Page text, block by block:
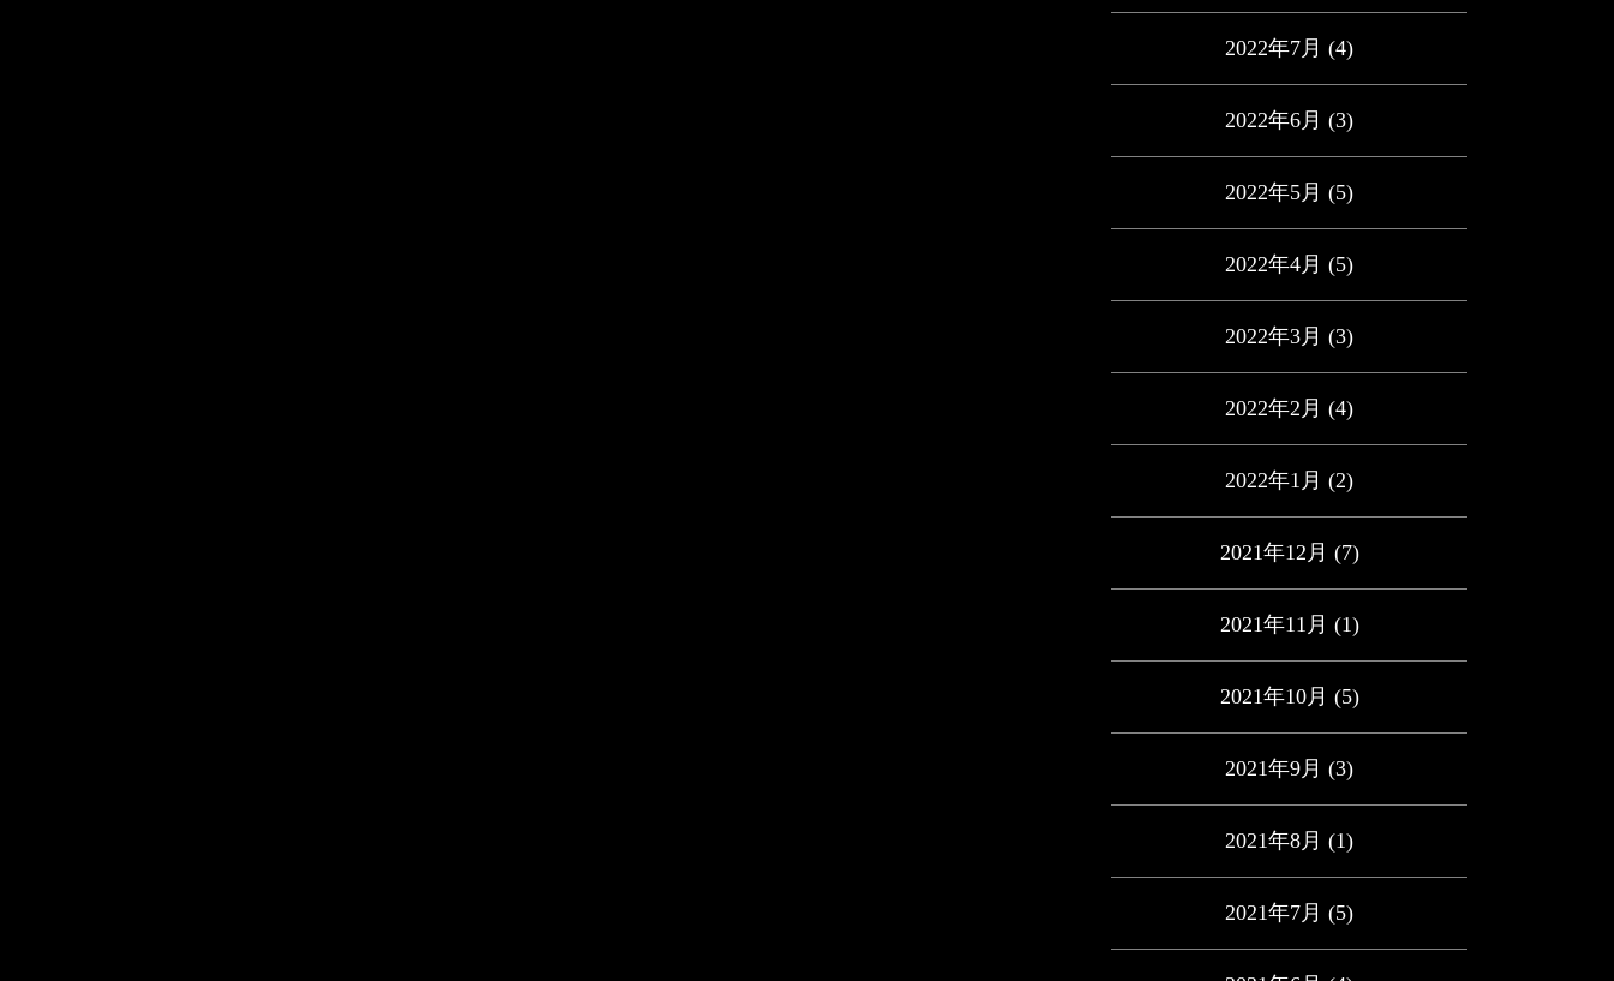
2022年7月 (4)
2022年6月 (3)
2022年5月 (5)
2022年4月 (5)
2022年3月 (3)
2022年2月 (4)
2022年1月 (2)
2021年12月 (7)
2021年11月 (1)
2021年10月 (5)
2021年9月 (3)
2021年8月 (1)
2021年7月 (5)